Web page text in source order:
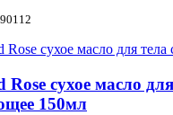
Rose сухое масло
150мл